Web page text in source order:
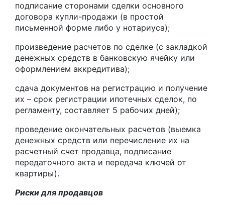
подписание сторонами сделки основного
договора купли-продажи (в простой
письменной форме либо у нотариуса);
произведение расчетов по сделке (с закладкой
денежных средств в банковскую ячейку или
оформлением аккредитива);
сдача документов на регистрацию и получение
их – срок регистрации ипотечных сделок, по
регламенту, составляет 5 рабочих дней);
проведение окончательных расчетов (выемка
денежных средств или перечисление их на
расчетный счет продавца, подписание
передаточного акта и передача ключей от
квартиры).
Риски для продавцов